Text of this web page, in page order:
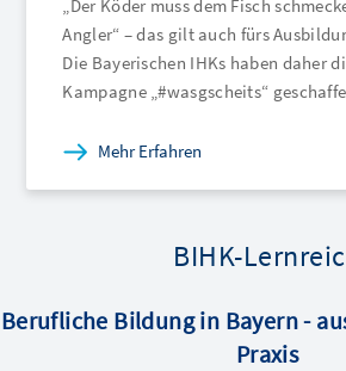
funktioniert es …
Mehr Erfahren
BIHK-
Berufliche Bildung in Bayern -
Praxis